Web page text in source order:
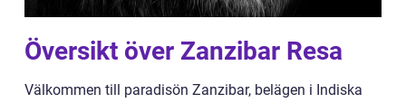
Översikt över Zanzibar Resa
Välkommen till paradisön Zanzibar, belägen i Indiska